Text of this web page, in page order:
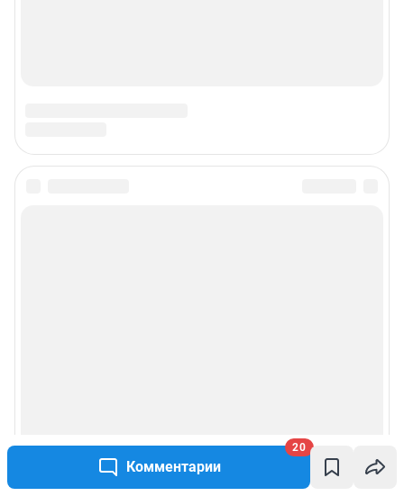
Комментарии
20